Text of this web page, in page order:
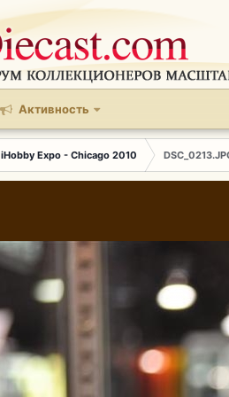
Активность
iHobby Expo - Chicago 2010